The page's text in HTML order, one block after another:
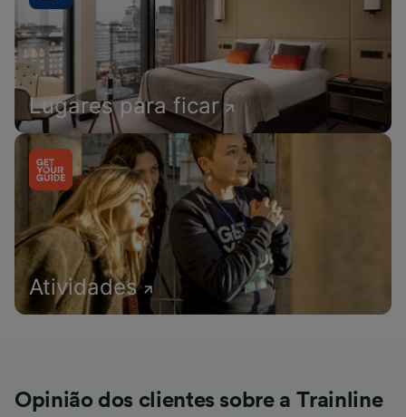
Lugares para ficar
Atividades
Opinião dos clientes sobre a Trainline